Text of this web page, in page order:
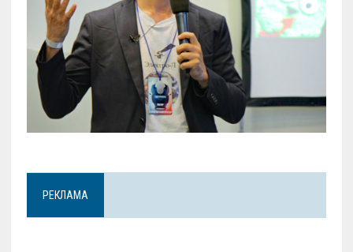
РЕКЛАМА